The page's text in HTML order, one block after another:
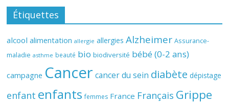
Étiquettes
alcool alimentation allergie allergies Alzheimer Assurance-
maladie asthme beauté bio biodiversité bébé (0-2 ans)
campagne Cancer cancer du sein diabète dépistage
enfant enfants femmes France Français Grippe